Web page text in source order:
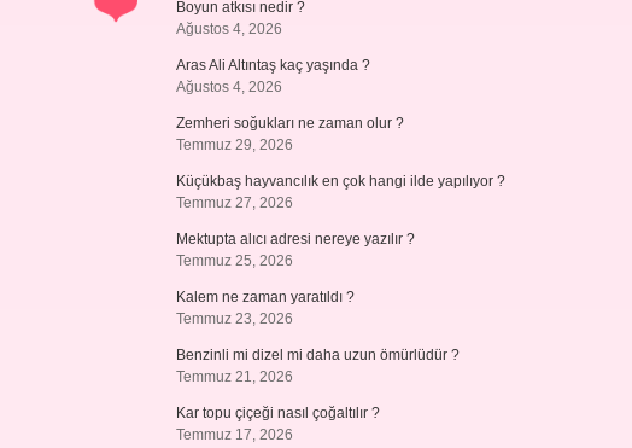
Boyun atkısı nedir ?
Ağustos 4, 2026
Aras Ali Altıntaş kaç yaşında ?
Ağustos 4, 2026
Zemheri soğukları ne zaman olur ?
Temmuz 29, 2026
Küçükbaş hayvancılık en çok hangi ilde yapılıyor ?
Temmuz 27, 2026
Mektupta alıcı adresi nereye yazılır ?
Temmuz 25, 2026
Kalem ne zaman yaratıldı ?
Temmuz 23, 2026
Benzinli mi dizel mi daha uzun ömürlüdür ?
Temmuz 21, 2026
Kar topu çiçeği nasıl çoğaltılır ?
Temmuz 17, 2026